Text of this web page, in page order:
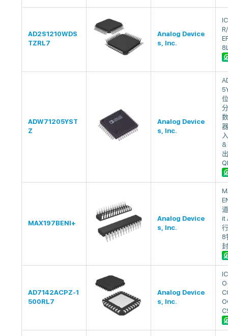
AD2S1210WDS
TZRL7
Analog Device
s, Inc.
ADW71205YST
Z
Analog Device
s, Inc.
&
MAX197BENI+
Analog Device
s, Inc.
it
8
AD7142ACPZ-1
500RL7
Analog Device
s, Inc.